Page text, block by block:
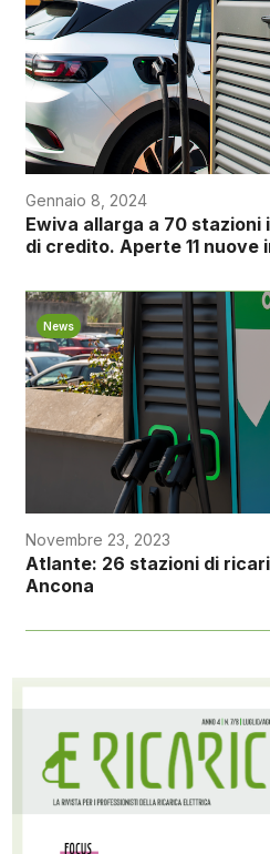
Gennaio 8, 2024
Ewiva allarga a 70
di credito. Aperte 11
News
Novembre 23, 2023
Atlante: 26 stazioni di
Ancona